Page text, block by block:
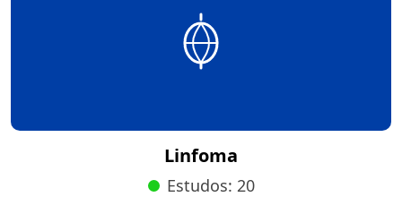
Linfoma
Estudos: 20